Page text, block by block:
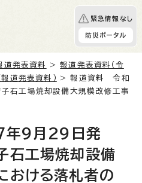
緊急情報なし
防災ポータル
道発表資料 >報道発表資料（令
道発表資料）
> 報道資料 令和
工場焼却設備大規模改修工事
9月29日発
工場焼却設備
おける落札者の